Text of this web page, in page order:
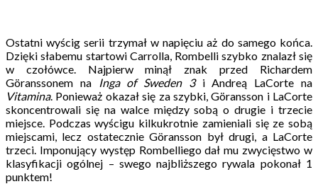
Ostatni wyścig serii trzymał w napięciu aż do samego końca.
Dzięki słabemu startowi Carrolla, Rombelli szybko znalazł się
w czołówce. Najpierw minął znak przed Richardem
Göranssonem na
Inga of Sweden 3i Andreą LaCorte na
Vitamina. Ponieważ okazał się za szybki, Göransson i LaCorte
skoncentrowali się na walce między sobą o drugie i trzecie
miejsce. Podczas wyścigu kilkukrotnie zamieniali się ze sobą
miejscami, lecz ostatecznie Göransson był drugi, a LaCorte
trzeci. Imponujący występ Rombelliego dał mu zwycięstwo w
klasyfikacji ogólnej – swego najbliższego rywala pokonał 1
punktem!